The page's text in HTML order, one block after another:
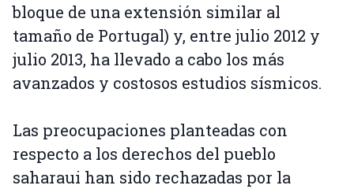
bloque de una extensión similar al
tamaño de Portugal) y, entre julio 2012 y
julio 2013, ha llevado a cabo los más
avanzados y costosos estudios sísmicos.
Las preocupaciones planteadas con
respecto a los derechos del pueblo
saharaui han sido rechazadas por la